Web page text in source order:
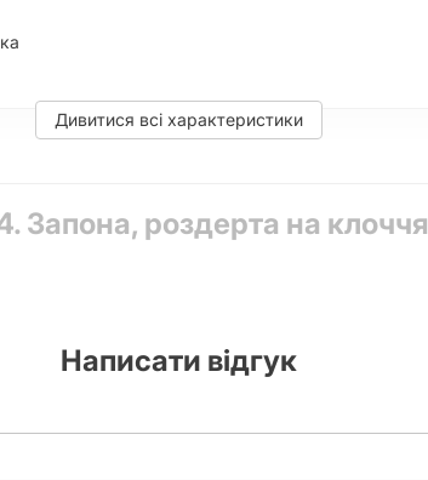
Дивитися всі характеристики
Запона, роздерта на клоччя
Написати відгук